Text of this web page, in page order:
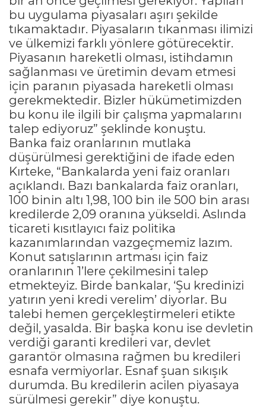
bu uygulama piyasaları aşırı şekilde
tıkamaktadır. Piyasaların tıkanması ilimizi
ve ülkemizi farklı yönlere götürecektir.
Piyasanın hareketli olması, istihdamın
sağlanması ve üretimin devam etmesi
için paranın piyasada hareketli olması
gerekmektedir. Bizler hükümetimizden
bu konu ile ilgili bir çalışma yapmalarını
talep ediyoruz” şeklinde konuştu.
Banka faiz oranlarının mutlaka
düşürülmesi gerektiğini de ifade eden
Kırteke, “Bankalarda yeni faiz oranları
açıklandı. Bazı bankalarda faiz oranları,
100 binin altı 1,98, 100 bin ile 500 bin arası
kredilerde 2,09 oranına yükseldi. Aslında
ticareti kısıtlayıcı faiz politika
kazanımlarından vazgeçmemiz lazım.
Konut satışlarının artması için faiz
oranlarının 1’lere çekilmesini talep
etmekteyiz. Birde bankalar, ‘Şu kredinizi
yatırın yeni kredi verelim’ diyorlar. Bu
talebi hemen gerçekleştirmeleri etikte
değil, yasalda. Bir başka konu ise devletin
verdiği garanti kredileri var, devlet
garantör olmasına rağmen bu kredileri
esnafa vermiyorlar. Esnaf şuan sıkışık
durumda. Bu kredilerin acilen piyasaya
sürülmesi gerekir” diye konuştu.